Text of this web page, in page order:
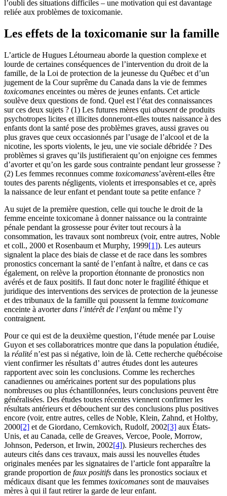
l’oubli des situations difficiles – une motivation qui est davantage
reliée aux problèmes de toxicomanie.
Les effets de la toxicomanie sur la famille
L’article de Hugues Létourneau aborde la question complexe et
lourde de certaines conséquences de l’intervention du droit de la
famille, de la Loi de protection de la jeunesse du Québec et d’un
jugement de la Cour suprême du Canada dans la vie de femmes
toxicomanes enceintes ou mères de jeunes enfants. Cet article
soulève deux questions de fond. Quel est l’état des connaissances
sur ces deux sujets ? (1) Les futures mères qui abusentde produits
psychotropes licites et illicites donneront-elles toutes naissance à des
enfants dont la santé pose des problèmes graves, aussi graves ou
plus graves que ceux occasionnés par l’usage de l’alcool et de la
nicotine, les sports violents, le jeu, une vie sociale débridée ? Des
problèmes si graves qu’ils justifieraient qu’on enjoigne ces femmes
d’avorter et qu’on les garde sous contrainte pendant leur grossesse ?
(2) Les femmes reconnues comme toxicomaness’avèrent-elles être
toutes des parents négligents, violents et irresponsables et ce, après
la naissance de leur enfant et pendant toute sa petite enfance ?
Au sujet de la première question, celle qui touche le droit de la
femme enceinte toxicomane à donner naissance ou la contrainte
pénale pendant la grossesse pour éviter tout recours à la
consommation, les travaux sont nombreux (voir, entre autres, Noble
et coll., 2000 et Rosenbaum et Murphy, 1999[1]). Les auteurs
signalent la place des biais de classe et de race dans les sombres
pronostics concernant la santé de l’enfant à naître, et dans ce cas
également, on relève la proportion étonnante de pronostics non
avérés et de faux positifs. Il faut donc noter le fragilité éthique et
juridique des interventions des services de protection de la jeunesse
et des tribunaux de la famille qui poussent la femme toxicomane
enceinte à avorterdans l’intérêt de l’enfantou même l’y
contraignent.
Pour ce qui est de la deuxième question, l’étude menée par Louise
Guyon et ses collaboratrices montre que dans la population étudiée,
la réalitén’est pas si négative, loin de là. Cette recherche québécoise
vient confirmer les résultats d’ autres études dont les auteures
rapportent avec soin les conclusions. Comme les recherches
canadiennes ou américaines portent sur des populations plus
nombreuses ou plus échantillonnées, leurs conclusions peuvent être
généralisées. Des études toutes récentes viennent confirmer les
résultats antérieurs et débouchent sur des conclusions plus positives
encore (voir, entre autres, celles de Noble, Klein, Zahnd, et Holtby,
2000[2] et de Giordano, Cernkovich, Rudolf, 2002[3] aux États-
Unis, et au Canada, celle de Greaves, Vercoe, Poole, Morrow,
Johnson, Pederson, et Irwin, 2002[4]). Plusieurs recherches des
auteurs cités dans ces travaux, mais aussi les nouvelles études
originales menées par les signataires de l’article font apparaître la
grande proportion de faux positifs dans les pronostics sociaux et
médicaux disant que les femmes toxicomanes sont de mauvaises
mères à qui il faut retirer la garde de leur enfant.